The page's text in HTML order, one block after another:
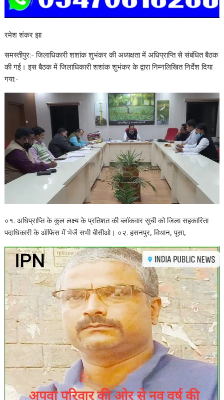
रमेश शंकर झा
समस्तीपुर:- जिलाधिकारी शशांक शुभंकर की अध्यक्षता में अधिप्राप्ति से संबंधित बैठक
की गई। इस बैठक में जिलाधिकारी शशांक शुभंकर के द्वारा निम्नलिखित निर्देश दिया
गया:-
०१. अधिप्राप्ति के कुल लक्ष्य के प्रतिशत की ब्लॉकवार सूची को जिला सहकारिता
पदाधिकारी के ऑफिस में भेजें सभी बीसीओ। ०२. हसनपुर, विथान, पूसा,